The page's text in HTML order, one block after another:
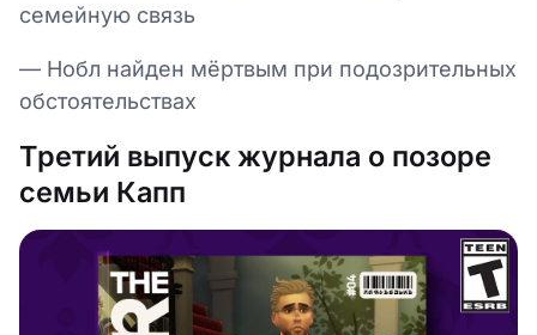
семейную связь
— Нобл найден мёртвым при подозрительных
обстоятельствах
Третий выпуск журнала о позоре
семьи Капп